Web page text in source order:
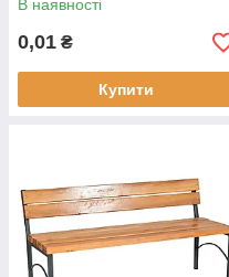
В наявності
0,01 ₴
Купити